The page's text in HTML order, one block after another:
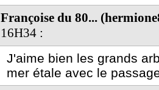
Françoise du 80...
16H34 :
J'aime bien les grands
mer étale avec le